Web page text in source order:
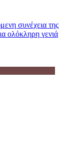
συνέχεια της
ολόκληρη γενιά